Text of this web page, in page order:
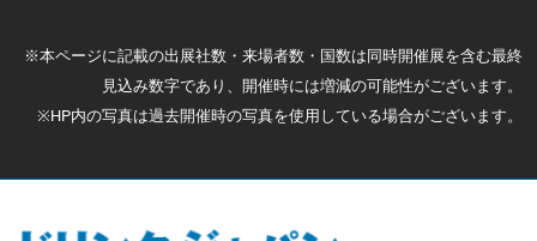
※本ページに記載の出展社数・来場者数・国数は同時開催展を含む最終
見込み数字であり、開催時には増減の可能性がございます。
※HP内の写真は過去開催時の写真を使用している場合がございます。